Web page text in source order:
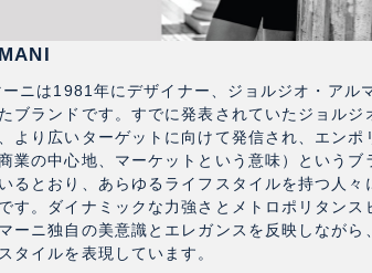
ニは1981年にデザイナー、ジョルジオ・アル
ブランドです。すでに発表されていたジョルジ
より広いターゲットに向けて発信され、エンポ
業の中心地、マーケットという意味）というブ
るとおり、あらゆるライフスタイルを持つ人々
す。ダイナミックな力強さとメトロポリタンス
ーニ独自の美意識とエレガンスを反映しながら
タイルを表現しています。